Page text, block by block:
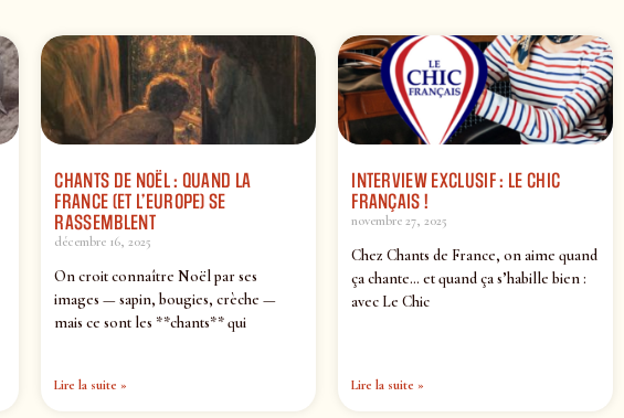
CHANTS DE NOËL : QUAND LA
FRANCE (ET L’EUROPE) SE
RASSEMBLENT
décembre 16, 2025
On croit connaître Noël par ses
images — sapin, bougies, crèche —
mais ce sont les **chants** qui
Lire la suite »
INTERVIEW EXCLUSIF : LE CHIC
FRANÇAIS !
novembre 27, 2025
Chez Chants de France, on aime quand
ça chante… et quand ça s’habille bien :
avec Le Chic
Lire la suite »